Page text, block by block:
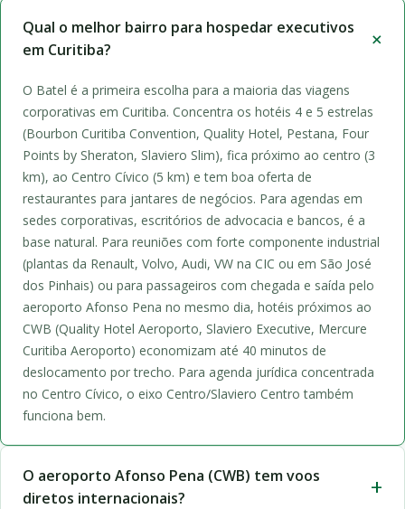
Qual o melhor bairro para hospedar executivos
em Curitiba?
O Batel é a primeira escolha para a maioria das viagens
corporativas em Curitiba. Concentra os hotéis 4 e 5 estrelas
(Bourbon Curitiba Convention, Quality Hotel, Pestana, Four
Points by Sheraton, Slaviero Slim), fica próximo ao centro (3
km), ao Centro Cívico (5 km) e tem boa oferta de
restaurantes para jantares de negócios. Para agendas em
sedes corporativas, escritórios de advocacia e bancos, é a
base natural. Para reuniões com forte componente industrial
(plantas da Renault, Volvo, Audi, VW na CIC ou em São José
dos Pinhais) ou para passageiros com chegada e saída pelo
aeroporto Afonso Pena no mesmo dia, hotéis próximos ao
CWB (Quality Hotel Aeroporto, Slaviero Executive, Mercure
Curitiba Aeroporto) economizam até 40 minutos de
deslocamento por trecho. Para agenda jurídica concentrada
no Centro Cívico, o eixo Centro/Slaviero Centro também
funciona bem.
O aeroporto Afonso Pena (CWB) tem voos
diretos internacionais?